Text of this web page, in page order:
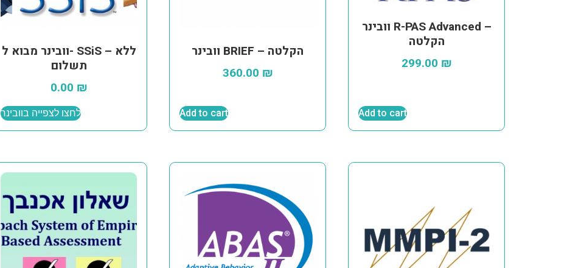
וובינר מבוא ל- SSiS – ללא
תשלום
0.00 ₪
לחצו לצפייה בוובינר
וובינר BRIEF – הקלטה
360.00 ₪
Add to cart
וובינר R-PAS Advanced –
הקלטה
299.00 ₪
Add to cart